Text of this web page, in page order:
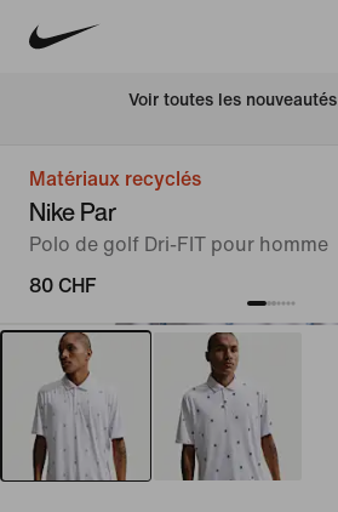
Voir toutes les nouveautés
Matériaux recyclés
Nike Par
Polo de golf Dri-FIT pour homme
80 CHF